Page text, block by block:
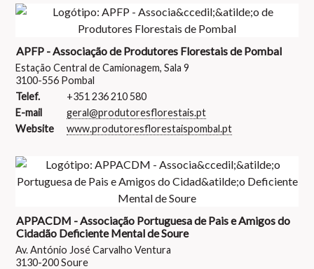
APFP - Associação de Produtores Florestais de Pombal
Estação Central de Camionagem, Sala 9
3100-556 Pombal
Telef.
+351 236 210 580
E-mail
geral@produtoresflorestais.pt
Website
www.produtoresflorestaispombal.pt
APPACDM - Associação Portuguesa de Pais e Amigos do
Cidadão Deficiente Mental de Soure
Av. António José Carvalho Ventura
3130-200 Soure